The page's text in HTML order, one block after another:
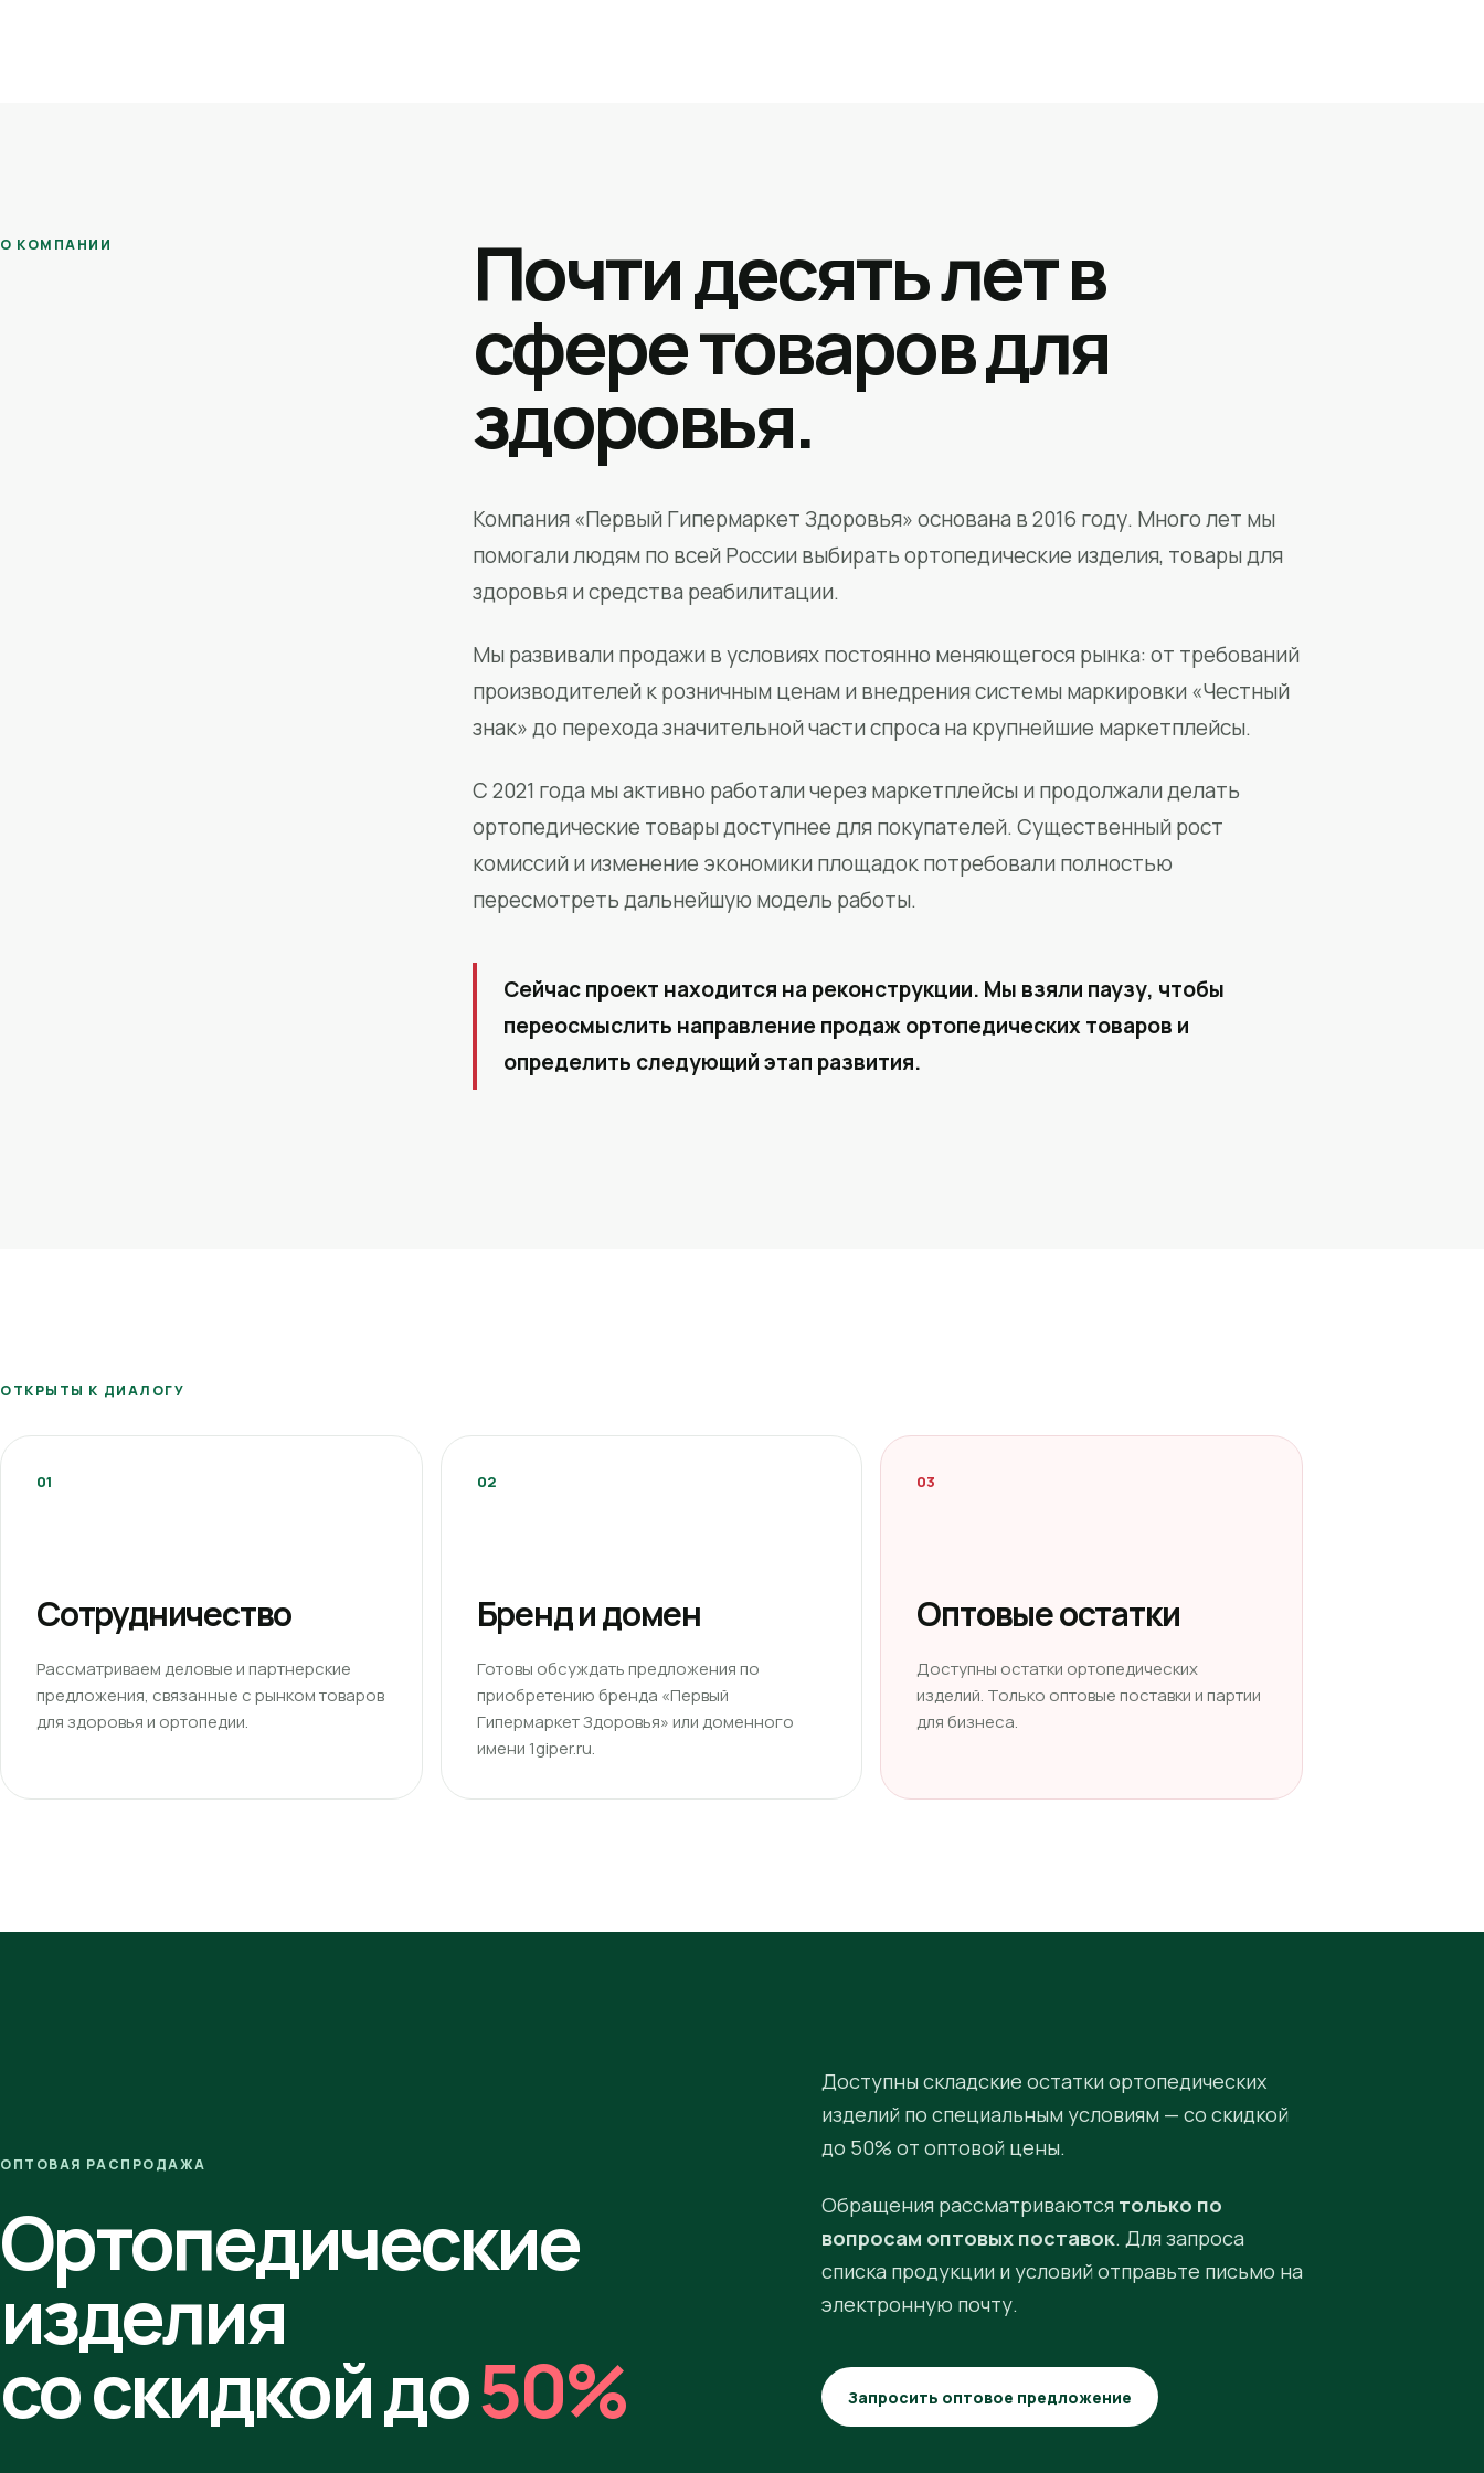
О КОМПАНИИ Почти десять лет в
сфере товаров для
здоровья.
Компания «Первый Гипермаркет Здоровья» основана в 2016 году. Много лет мы
помогали людям по всей России выбирать ортопедические изделия, товары для
здоровья и средства реабилитации.
Мы развивали продажи в условиях постоянно меняющегося рынка: от требований
производителей к розничным ценам и внедрения системы маркировки «Честный
знак» до перехода значительной части спроса на крупнейшие маркетплейсы.
С 2021 года мы активно работали через маркетплейсы и продолжали делать
ортопедические товары доступнее для покупателей. Существенный рост
комиссий и изменение экономики площадок потребовали полностью
пересмотреть дальнейшую модель работы.
Сейчас проект находится на реконструкции. Мы взяли паузу, чтобы
переосмыслить направление продаж ортопедических товаров и
определить следующий этап развития.
ОТКРЫТЫ К ДИАЛОГУ
01
Сотрудничество
Рассматриваем деловые и партнерские
предложения, связанные с рынком товаров
для здоровья и ортопедии.
02
Бренд и домен
Готовы обсуждать предложения по
приобретению бренда «Первый
Гипермаркет Здоровья» или доменного
имени 1giper.ru.
03
Оптовые остатки
Доступны остатки ортопедических
изделий. Только оптовые поставки и партии
для бизнеса.
ОПТОВАЯ РАСПРОДАЖА
Ортопедические
изделия
со скидкой до50%
Доступны складские остатки ортопедических
изделий по специальным условиям — со скидкой
до 50% от оптовой цены.
Обращения рассматриваются только по
вопросам оптовых поставок. Для запроса
списка продукции и условий отправьте письмо на
электронную почту.
Запросить оптовое предложение